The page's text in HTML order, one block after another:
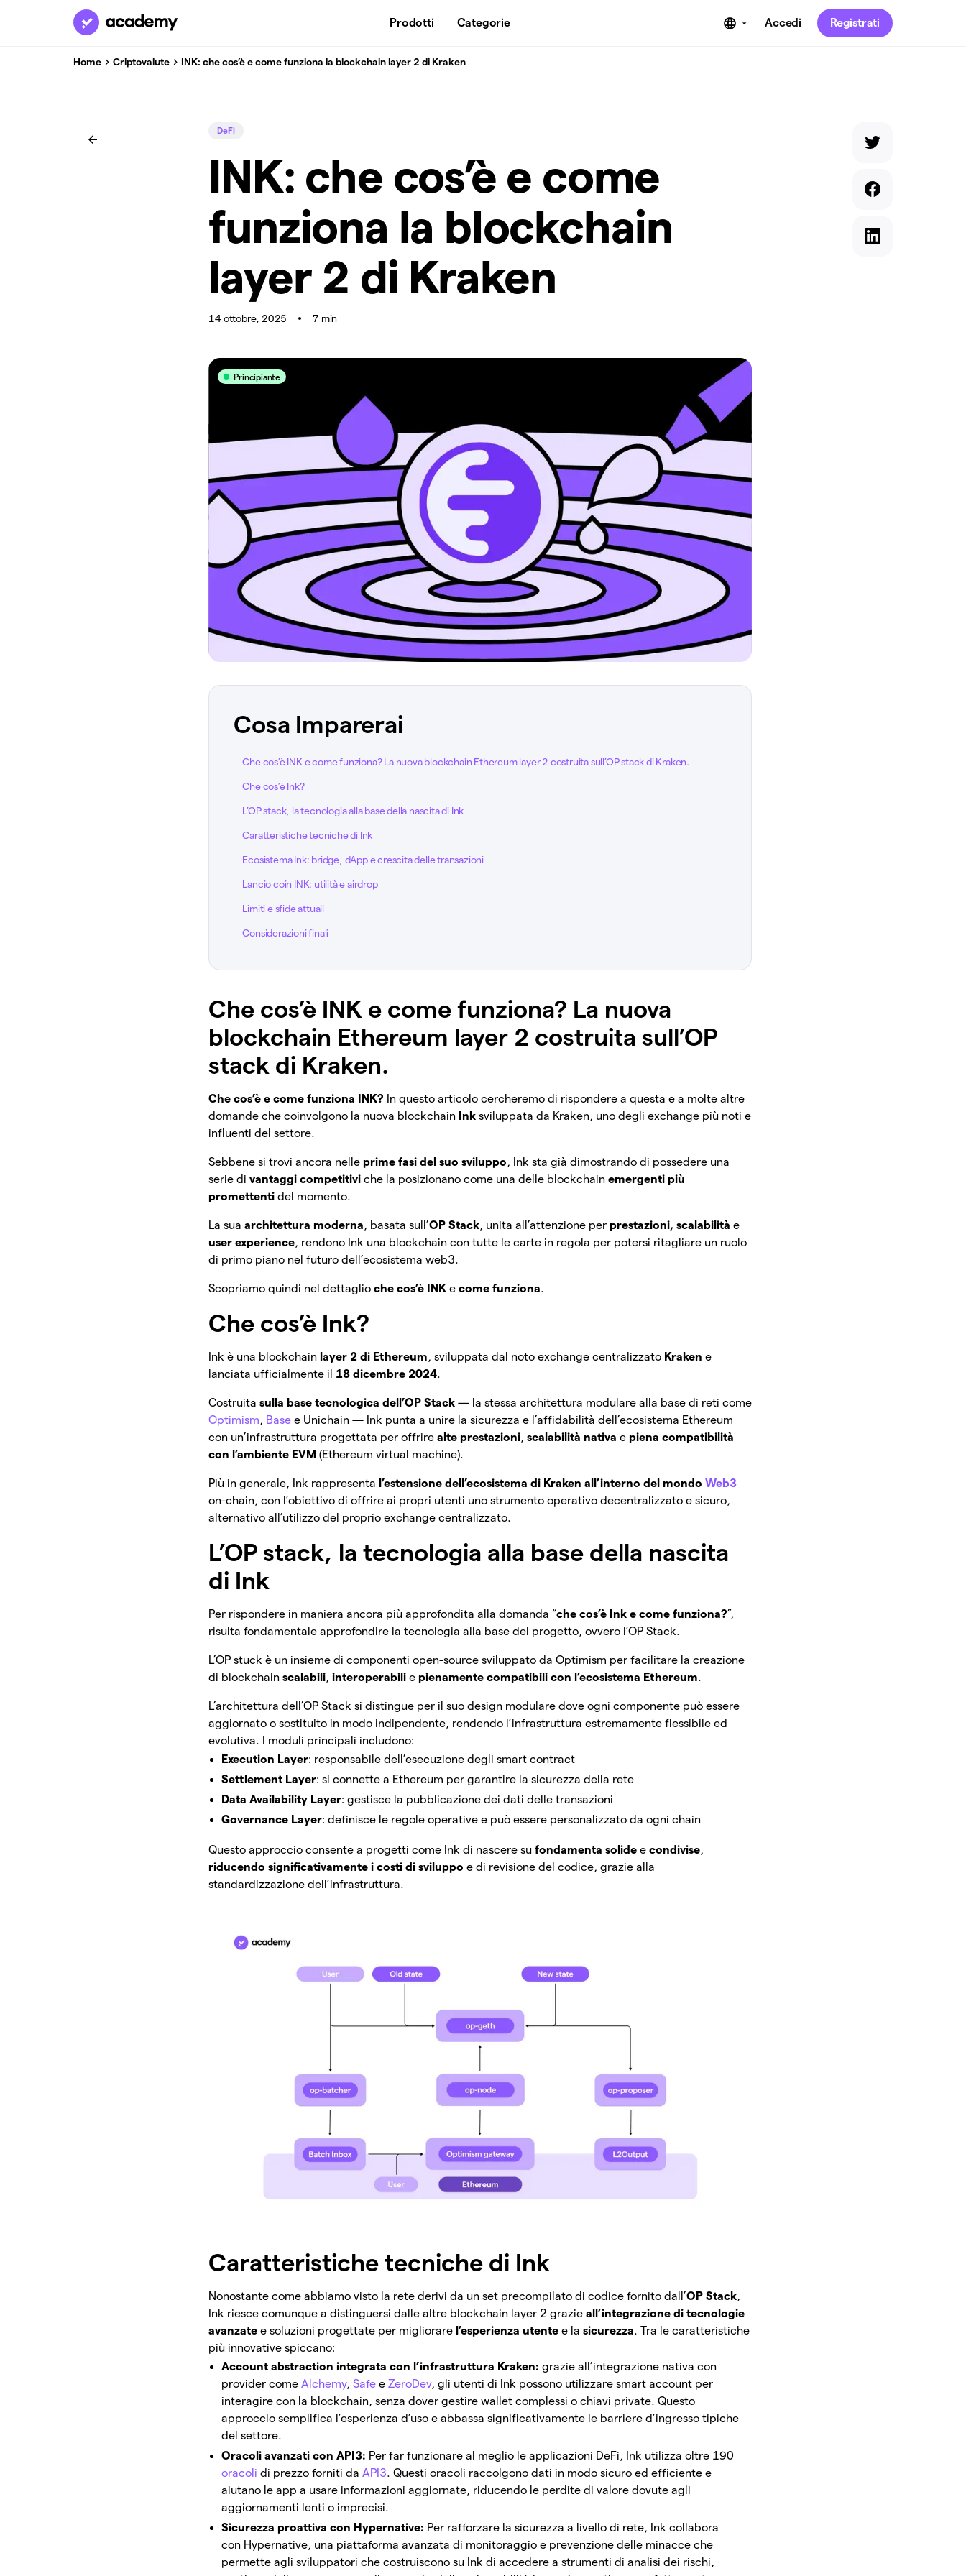
Prodotti Categorie Accedi Registrati
Home Criptovalute INK: che cos’è e come funziona la blockchain layer 2 di Kraken
DeFi
INK: che cos’è e come
funziona la blockchain
layer 2 di Kraken
14 ottobre, 2025 7 min
Principiante
Cosa Imparerai
Che cos’è INK e come funziona? La nuova blockchain Ethereum layer 2 costruita sull’OP stack di Kraken.
Che cos’è Ink?
L’OP stack, la tecnologia alla base della nascita di Ink
Caratteristiche tecniche di Ink
Ecosistema Ink: bridge, dApp e crescita delle transazioni
Lancio coin INK: utilità e airdrop
Limiti e sfide attuali
Considerazioni finali
Che cos’è INK e come funziona? La nuova
blockchain Ethereum layer 2 costruita sull’OP
stack di Kraken.
Che cos’è e come funziona INK? In questo articolo cercheremo di rispondere a questa e a molte altre
domande che coinvolgono la nuova blockchain Ink sviluppata da Kraken, uno degli exchange più noti e
influenti del settore.
Sebbene si trovi ancora nelle prime fasi del suo sviluppo, Ink sta già dimostrando di possedere una
serie divantaggi competitivi che la posizionano come una delle blockchainemergenti più
promettenti del momento.
La suaarchitettura moderna, basata sull’OP Stack, unita all’attenzione per prestazioni, scalabilità e
user experience, rendono Ink una blockchain con tutte le carte in regola per potersi ritagliare un ruolo
di primo piano nel futuro dell’ecosistema web3.
Scopriamo quindi nel dettaglioche cos’è INK ecome funziona.
Che cos’è Ink?
Ink è una blockchain layer 2 di Ethereum, sviluppata dal noto exchange centralizzato Kraken e
lanciata ufficialmente il 18 dicembre 2024.
Costruitasulla base tecnologica dell’OP Stack — la stessa architettura modulare alla base di reti come
Optimism, Base e Unichain — Ink punta a unire la sicurezza e l’affidabilità dell’ecosistema Ethereum
con un’infrastruttura progettata per offrirealte prestazioni,scalabilità nativa e piena compatibilità
con l’ambiente EVM(Ethereum virtual machine).
Più in generale, Ink rappresenta l’estensione dell’ecosistema di Kraken all’interno del mondoWeb3
on-chain, con l’obiettivo di offrire ai propri utenti uno strumento operativo decentralizzato e sicuro,
alternativo all’utilizzo del proprio exchange centralizzato.
L’OP stack, la tecnologia alla base della nascita
di Ink
Per rispondere in maniera ancora più approfondita alla domanda “che cos’è Ink e come funziona?”,
risulta fondamentale approfondire la tecnologia alla base del progetto, ovvero l’OP Stack.
L’OP stuck è un insieme di componenti open-source sviluppato da Optimism per facilitare la creazione
di blockchainscalabili,interoperabili e pienamente compatibili con l’ecosistema Ethereum.
L’architettura dell’OP Stack si distingue per il suo design modulare dove ogni componente può essere
aggiornato o sostituito in modo indipendente, rendendo l’infrastruttura estremamente flessibile ed
evolutiva. I moduli principali includono:
Execution Layer: responsabile dell’esecuzione degli smart contract
Settlement Layer: si connette a Ethereum per garantire la sicurezza della rete
Data Availability Layer: gestisce la pubblicazione dei dati delle transazioni
Governance Layer: definisce le regole operative e può essere personalizzato da ogni chain
Questo approccio consente a progetti come Ink di nascere sufondamenta solide econdivise,
riducendo significativamente i costi di sviluppo e di revisione del codice, grazie alla
standardizzazione dell’infrastruttura.
Caratteristiche tecniche di Ink
Nonostante come abbiamo visto la rete derivi da un set precompilato di codice fornito dall’OP Stack,
Ink riesce comunque a distinguersi dalle altre blockchain layer 2 grazieall’integrazione di tecnologie
avanzate e soluzioni progettate per migliorare l’esperienza utente e lasicurezza. Tra le caratteristiche
più innovative spiccano:
Account abstraction integrata con l’infrastruttura Kraken:grazie all’integrazione nativa con
provider comeAlchemy,Safe eZeroDev, gli utenti di Ink possono utilizzare smart account per
interagire con la blockchain, senza dover gestire wallet complessi o chiavi private. Questo
approccio semplifica l’esperienza d’uso e abbassa significativamente le barriere d’ingresso tipiche
del settore.
Oracoli avanzati con API3: Per far funzionare al meglio le applicazioni DeFi, Ink utilizza oltre 190
oracoli di prezzo forniti daAPI3. Questi oracoli raccolgono dati in modo sicuro ed efficiente e
aiutano le app a usare informazioni aggiornate, riducendo le perdite di valore dovute agli
aggiornamenti lenti o imprecisi.
Sicurezza proattiva con Hypernative: Per rafforzare la sicurezza a livello di rete, Ink collabora
con Hypernative, una piattaforma avanzata di monitoraggio e prevenzione delle minacce che
permette agli sviluppatori che costruiscono su Ink di accedere a strumenti di analisi dei rischi,